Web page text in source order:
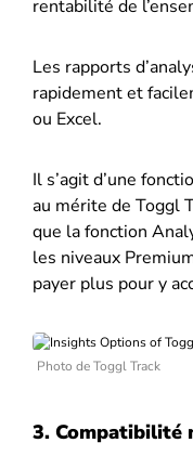
rentabilité de
Les rapports
rapidement et
ou Excel.
Il s’agit d’une
au mérite de Toggl
que la fonction
les niveaux
payer plus pour y
Photo de Toggl Track
3. Compatibilité